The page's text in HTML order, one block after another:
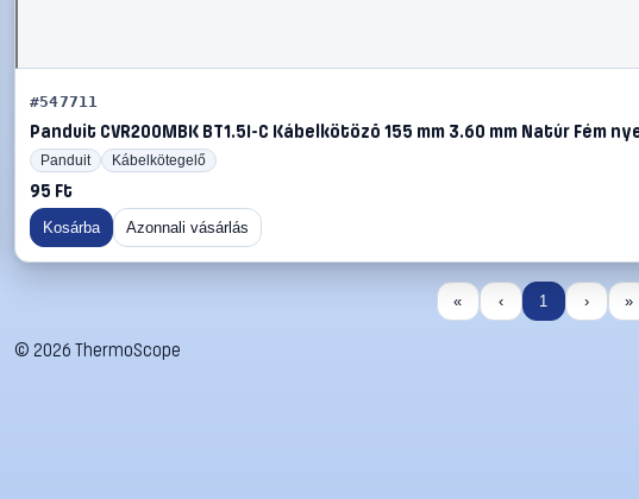
#547711
Panduit CVR200MBK BT1.5I-C Kábelkötöző 155 mm 3.60 mm Natúr Fém
Panduit Kábelkötegelő
95 Ft
Kosárba Azonnali vásárlás
« ‹ 1 › »
© 2026 ThermoScope